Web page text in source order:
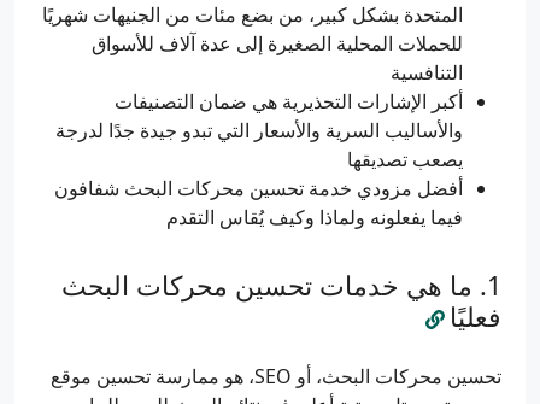
المتحدة بشكل كبير، من بضع مئات من الجنيهات شهريًا
للحملات المحلية الصغيرة إلى عدة آلاف للأسواق
التنافسية
أكبر الإشارات التحذيرية هي ضمان التصنيفات
والأساليب السرية والأسعار التي تبدو جيدة جدًا لدرجة
يصعب تصديقها
أفضل مزودي خدمة تحسين محركات البحث شفافون
فيما يفعلونه ولماذا وكيف يُقاس التقدم
ما هي خدمات تحسين محركات البحث
فعليًا
تحسين محركات البحث، أو SEO، هو ممارسة تحسين موقع